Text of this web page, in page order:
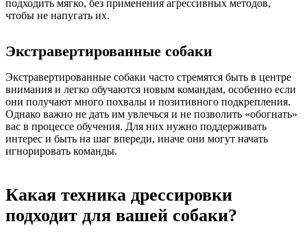
подходить мягко, без применения агрессивных методов,
чтобы не напугать их.
Экстравертированные собаки
Экстравертированные собаки часто стремятся быть в центре
внимания и легко обучаются новым командам, особенно если
они получают много похвалы и позитивного подкрепления.
Однако важно не дать им увлечься и не позволить «обогнать»
вас в процессе обучения. Для них нужно поддерживать
интерес и быть на шаг впереди, иначе они могут начать
игнорировать команды.
Какая техника дрессировки
подходит для вашей собаки?